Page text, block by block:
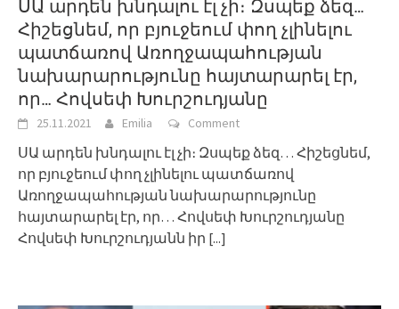
ՍԱ արդեն խնդալու էլ չի։ Զսպեք ձեզ…
Հիշեցնեմ, որ բյուջեում փող չլինելու
պատճառով Առողջապահության
նախարարությունը հայտարարել էր,
որ… Հովսեփ Խուրշուդյանը
25.11.2021 Emilia Comment
ՍԱ արդեն խնդալու էլ չի։ Զսպեք ձեզ… Հիշեցնեմ,
որ բյուջեում փող չլինելու պատճառով
Առողջապահության նախարարությունը
հայտարարել էր, որ… Հովսեփ Խուրշուդյանը
Հովսեփ Խուրշուդյանն իր [...]